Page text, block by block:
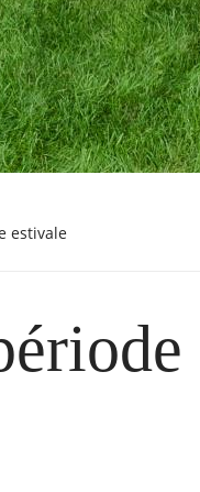
estivale